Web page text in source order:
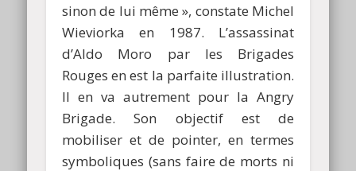
sinon de lui même », constate Michel
Wieviorka en 1987. L’assassinat
d’Aldo Moro par les Brigades
Rouges en est la parfaite illustration.
Il en va autrement pour la Angry
Brigade. Son objectif est de
mobiliser et de pointer, en termes
symboliques (sans faire de morts ni